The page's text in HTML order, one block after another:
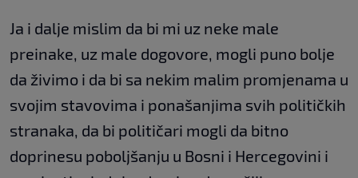
Ja i dalje mislim da bi mi uz neke male
preinake, uz male dogovore, mogli puno bolje
da živimo i da bi sa nekim malim promjenama u
svojim stavovima i ponašanjima svih političkih
stranaka, da bi političari mogli da bitno
doprinesu poboljšanju u Bosni i Hercegovini i